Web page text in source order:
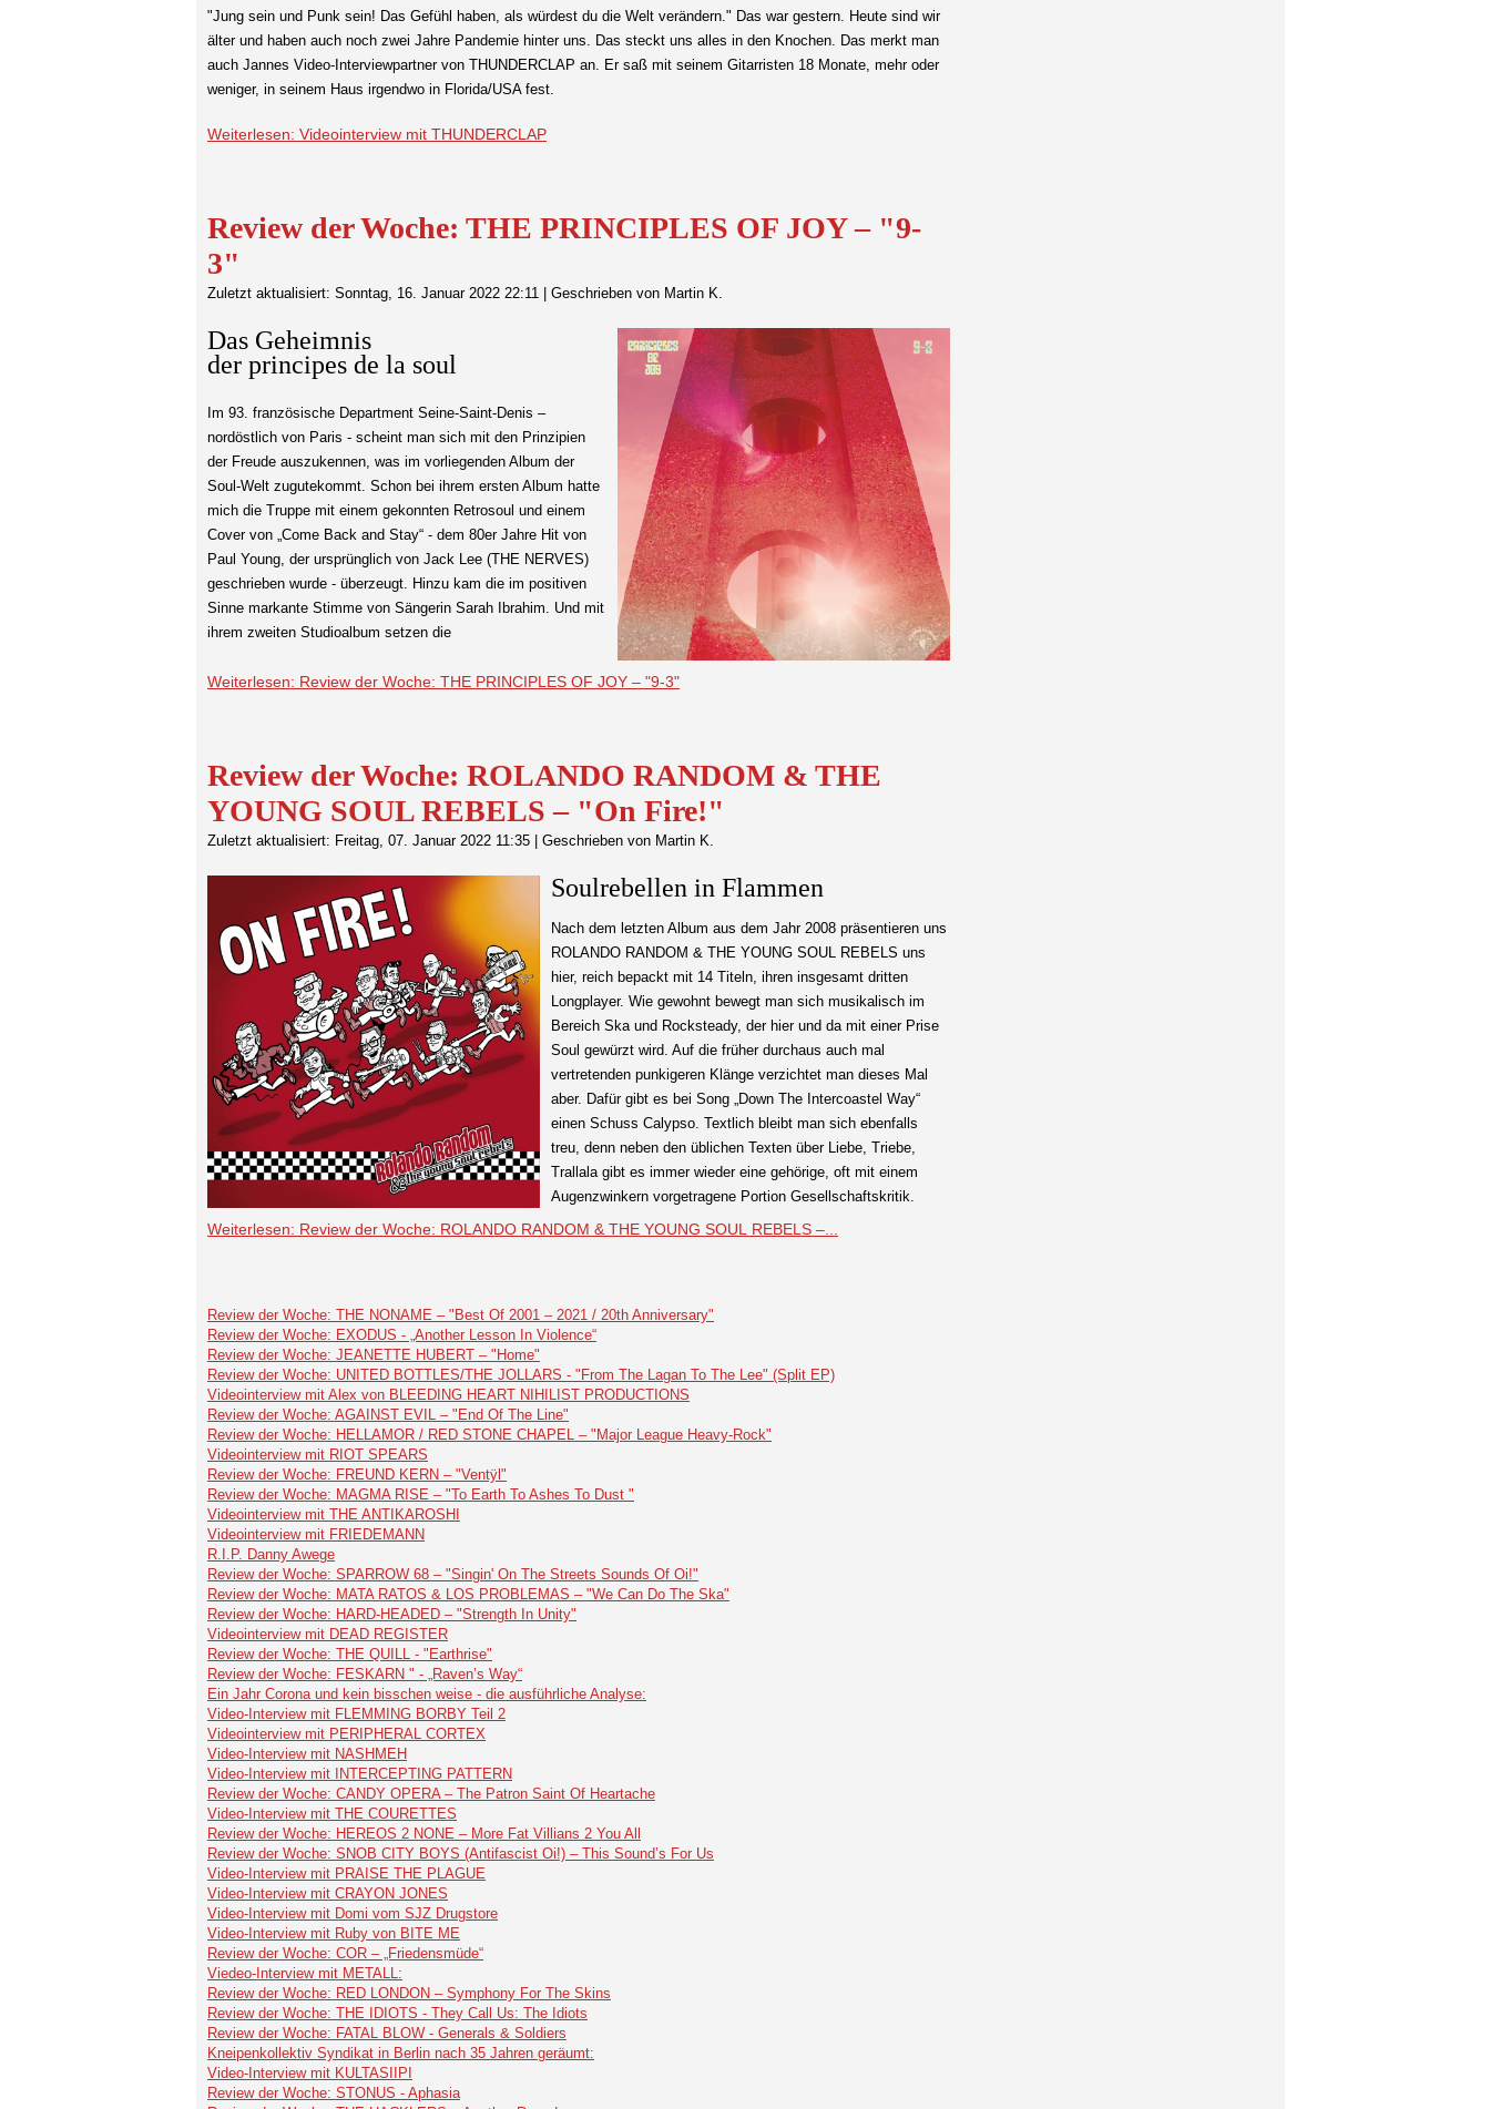
"Jung sein und Punk sein! Das Gefühl haben, als würdest du die Welt verändern." Das war gestern. Heute sind wir
älter und haben auch noch zwei Jahre Pandemie hinter uns. Das steckt uns alles in den Knochen. Das merkt man
auch Jannes Video-Interviewpartner von THUNDERCLAP an. Er saß mit seinem Gitarristen 18 Monate, mehr oder
weniger, in seinem Haus irgendwo in Florida/USA fest.
Weiterlesen: Videointerview mit THUNDERCLAP
Review der Woche: THE PRINCIPLES OF JOY – "9-
3"
Zuletzt aktualisiert: Sonntag, 16. Januar 2022 22:11 Geschrieben von Martin K.
Das Geheimnis
der principes de la soul
Im 93. französische Department Seine-Saint-Denis –
nordöstlich von Paris - scheint man sich mit den Prinzipien
der Freude auszukennen, was im vorliegenden Album der
Soul-Welt zugutekommt. Schon bei ihrem ersten Album hatte
mich die Truppe mit einem gekonnten Retrosoul und einem
Cover von „Come Back and Stay“ - dem 80er Jahre Hit von
Paul Young, der ursprünglich von Jack Lee (THE NERVES)
geschrieben wurde - überzeugt. Hinzu kam die im positiven
Sinne markante Stimme von Sängerin Sarah Ibrahim. Und mit
ihrem zweiten Studioalbum setzen die
Weiterlesen: Review der Woche: THE PRINCIPLES OF JOY – "9-3"
Review der Woche: ROLANDO RANDOM & THE
YOUNG SOUL REBELS – "On Fire!"
Zuletzt aktualisiert: Freitag, 07. Januar 2022 11:35 Geschrieben von Martin K.
Soulrebellen in Flammen
Nach dem letzten Album aus dem Jahr 2008 präsentieren uns
ROLANDO RANDOM & THE YOUNG SOUL REBELS uns
hier, reich bepackt mit 14 Titeln, ihren insgesamt dritten
Longplayer. Wie gewohnt bewegt man sich musikalisch im
Bereich Ska und Rocksteady, der hier und da mit einer Prise
Soul gewürzt wird. Auf die früher durchaus auch mal
vertretenden punkigeren Klänge verzichtet man dieses Mal
aber. Dafür gibt es bei Song „Down The Intercoastel Way“
einen Schuss Calypso. Textlich bleibt man sich ebenfalls
treu, denn neben den üblichen Texten über Liebe, Triebe,
Trallala gibt es immer wieder eine gehörige, oft mit einem
Augenzwinkern vorgetragene Portion Gesellschaftskritik.
Weiterlesen: Review der Woche: ROLANDO RANDOM & THE YOUNG SOUL REBELS –...
Review der Woche: THE NONAME – "Best Of 2001 – 2021 / 20th Anniversary"
Review der Woche: EXODUS - „Another Lesson In Violence“
Review der Woche: JEANETTE HUBERT – "Home"
Review der Woche: UNITED BOTTLES/THE JOLLARS - "From The Lagan To The Lee" (Split EP)
Videointerview mit Alex von BLEEDING HEART NIHILIST PRODUCTIONS
Review der Woche: AGAINST EVIL – "End Of The Line"
Review der Woche: HELLAMOR / RED STONE CHAPEL – "Major League Heavy-Rock"
Videointerview mit RIOT SPEARS
Review der Woche: FREUND KERN – "Ventÿl"
Review der Woche: MAGMA RISE – "To Earth To Ashes To Dust "
Videointerview mit THE ANTIKAROSHI
Videointerview mit FRIEDEMANN
R.I.P. Danny Awege
Review der Woche: SPARROW 68 – "Singin' On The Streets Sounds Of Oi!"
Review der Woche: MATA RATOS & LOS PROBLEMAS – "We Can Do The Ska"
Review der Woche: HARD-HEADED – "Strength In Unity"
Videointerview mit DEAD REGISTER
Review der Woche: THE QUILL - "Earthrise"
Review der Woche: FESKARN " - „Raven’s Way“
Ein Jahr Corona und kein bisschen weise - die ausführliche Analyse:
Video-Interview mit FLEMMING BORBY Teil 2
Videointerview mit PERIPHERAL CORTEX
Video-Interview mit NASHMEH
Video-Interview mit INTERCEPTING PATTERN
Review der Woche: CANDY OPERA – The Patron Saint Of Heartache
Video-Interview mit THE COURETTES
Review der Woche: HEREOS 2 NONE – More Fat Villians 2 You All
Review der Woche: SNOB CITY BOYS (Antifascist Oi!) – This Sound’s For Us
Video-Interview mit PRAISE THE PLAGUE
Video-Interview mit CRAYON JONES
Video-Interview mit Domi vom SJZ Drugstore
Video-Interview mit Ruby von BITE ME
Review der Woche: COR – „Friedensmüde“
Viedeo-Interview mit METALL:
Review der Woche: RED LONDON – Symphony For The Skins
Review der Woche: THE IDIOTS - They Call Us: The Idiots
Review der Woche: FATAL BLOW - Generals & Soldiers
Kneipenkollektiv Syndikat in Berlin nach 35 Jahren geräumt:
Video-Interview mit KULTASIIPI
Review der Woche: STONUS - Aphasia